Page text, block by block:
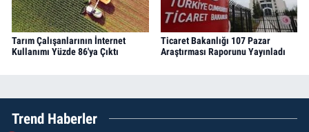
Tarım Çalışanlarının İnternet
Kullanımı Yüzde 86'ya Çıktı
Ticaret Bakanlığı 107 Pazar
Araştırması Raporunu Yayınladı
Trend Haberler